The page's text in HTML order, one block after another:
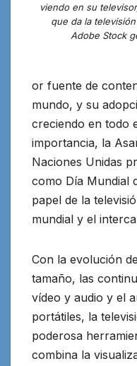
viendo en su
que da la
Adobe Stock
or fuente de
mundo, y su
creciendo en todo
importancia, la
Naciones Unidas
como Día Mundial
papel de la
mundial y el
Con la evolución
tamaño, las
vídeo y audio y el
portátiles, la
poderosa
combina la